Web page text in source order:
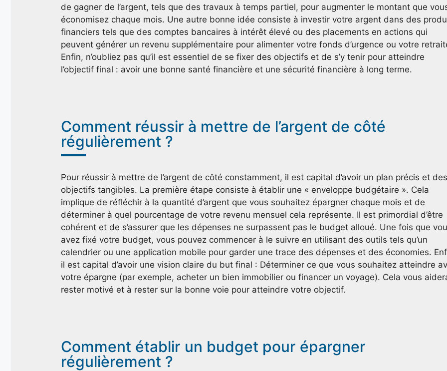
de gagner de l’argent, tels que des travaux à temps partiel, pour augmenter le montant que
économisez chaque mois. Une autre bonne idée consiste à investir votre argent dans des
financiers tels que des comptes bancaires à intérêt élevé ou des placements en actions qui
peuvent générer un revenu supplémentaire pour alimenter votre fonds d’urgence ou votre
Enfin, n’oubliez pas qu’il est essentiel de se fixer des objectifs et de s’y tenir pour atteindre
l’objectif final : avoir une bonne santé financière et une sécurité financière à long terme.
Comment réussir à mettre de l’argent de côté
régulièrement ?
Pour réussir à mettre de l’argent de côté constamment, il est capital d’avoir un plan précis et des
objectifs tangibles. La première étape consiste à établir une « enveloppe budgétaire ». Cela
implique de réfléchir à la quantité d’argent que vous souhaitez épargner chaque mois et de
déterminer à quel pourcentage de votre revenu mensuel cela représente. Il est primordial d’être
cohérent et de s’assurer que les dépenses ne surpassent pas le budget alloué. Une fois que
avez fixé votre budget, vous pouvez commencer à le suivre en utilisant des outils tels qu’un
calendrier ou une application mobile pour garder une trace des dépenses et des économies.
il est capital d’avoir une vision claire du but final : Déterminer ce que vous souhaitez atteindre
votre épargne (par exemple, acheter un bien immobilier ou financer un voyage). Cela vous
rester motivé et à rester sur la bonne voie pour atteindre votre objectif.
Comment établir un budget pour épargner
régulièrement ?